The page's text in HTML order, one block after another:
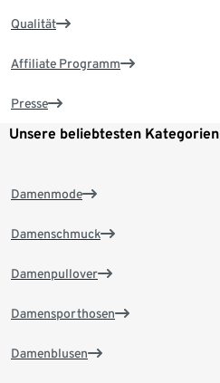
Qualität
Affiliate Programm
Presse
Unsere beliebtesten Kategorien
Damenmode
Damenschmuck
Damenpullover
Damensporthosen
Damenblusen